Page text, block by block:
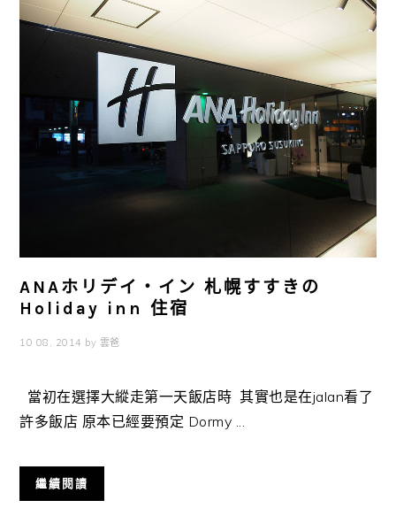
ANAホリデイ・イン 札幌すすきの
Holiday inn 住宿
10 08, 2014 by 雲爸
當初在選擇大縱走第一天飯店時 其實也是在jalan看了
許多飯店 原本已經要預定 Dormy ...
繼續閱讀